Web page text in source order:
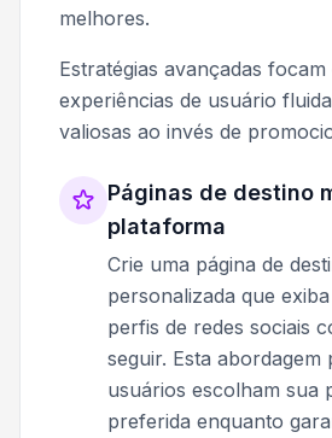
melhores.
Estratégias avançadas
experiências de usuário
valiosas ao invés de
Páginas de destino
plataforma
Crie uma página de
personalizada que
perfis de redes sociais
seguir. Esta abordagem
usuários escolham sua
preferida enquanto